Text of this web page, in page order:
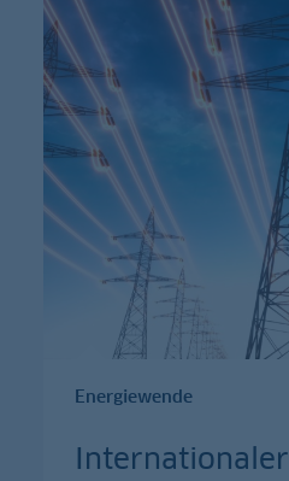
Energiewende
Internationaler